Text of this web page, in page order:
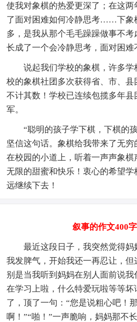
使我对象棋的热爱更深了；在这
了面对困难如何冷静思考……下象
多，是我从那个毛毛躁躁做事不
长成了一个会冷静思考，面对困难
说起我们学校的象棋，许多
校的象棋社团多次获得省、市、
不计其数！学校已连续包揽多年
军。
“聪明的孩子学下棋，下棋的
坚信这句话。象棋给我带来了无
在校园的小道上，听着一声声象
无限的甜蜜和快乐！衷心的希望学
远继续下去！
叙事的作文400
最近这段日子，我突然觉得妈
我发脾气，开始我还一再忍让，
别是当我听到妈妈在别人面前说
在学习上啦，什么特爱玩啦等等
了，顶了一句：“您是说粗心吧！
啊！”“啪！”一声脆响，妈妈那不